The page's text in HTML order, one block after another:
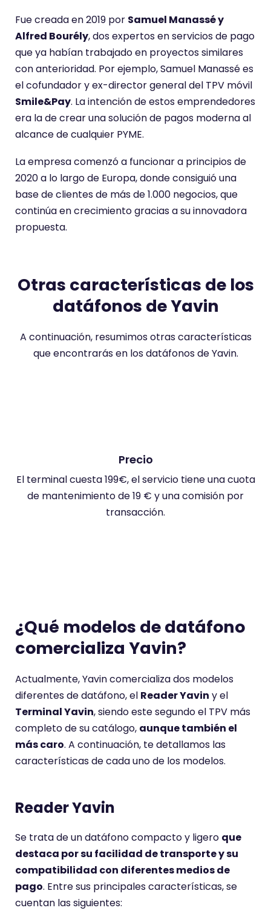
Fue creada en 2019 por Samuel Manassé y
Alfred Bourély, dos expertos en servicios de pago
que ya habían trabajado en proyectos similares
con anterioridad. Por ejemplo, Samuel Manassé es
el cofundador y ex-director general del TPV móvil
Smile&Pay. La intención de estos emprendedores
era la de crear una solución de pagos moderna al
alcance de cualquier PYME.
La empresa comenzó a funcionar a principios de
2020 a lo largo de Europa, donde consiguió una
base de clientes de más de 1.000 negocios, que
continúa en crecimiento gracias a su innovadora
propuesta.
Otras características de los
datáfonos de Yavin
A continuación, resumimos otras características
que encontrarás en los datáfonos de Yavin.
Precio
El terminal cuesta 199€, el servicio tiene una cuota
de mantenimiento de 19 € y una comisión por
transacción.
¿Qué modelos de datáfono
comercializa Yavin?
Actualmente, Yavin comercializa dos modelos
diferentes de datáfono, el Reader Yavin y el
Terminal Yavin, siendo este segundo el TPV más
completo de su catálogo, aunque también el
más caro. A continuación, te detallamos las
características de cada uno de los modelos.
Reader Yavin
Se trata de un datáfono compacto y ligero que
destaca por su facilidad de transporte y su
compatibilidad con diferentes medios de
pago. Entre sus principales características, se
cuentan las siguientes: